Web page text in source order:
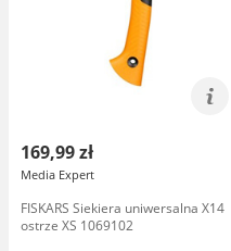
169,99 zł
Media Expert
FISKARS Siekiera uniwersalna X14
ostrze XS 1069102